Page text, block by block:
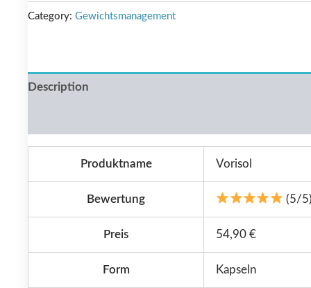
€79.00.€36.00.
Category: Gewichtsmanagement
Description
Produktname Vorisol
Bewertung (5/
Preis 54,90 €
Form Kapseln